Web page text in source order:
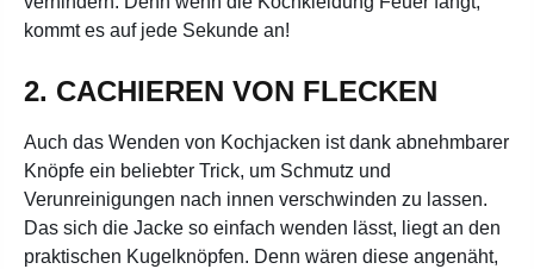
kommt es auf jede Sekunde an!
2. CACHIEREN VON FLECKEN
Auch das Wenden von Kochjacken ist dank abnehmbarer
Knöpfe ein beliebter Trick, um Schmutz und
Verunreinigungen nach innen verschwinden zu lassen.
Das sich die Jacke so einfach wenden lässt, liegt an den
praktischen Kugelknöpfen. Denn wären diese angenäht,